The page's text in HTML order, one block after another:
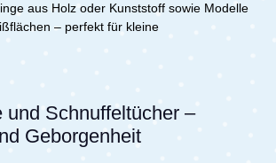
aus Holz oder Kunststoff sowie Modelle
– perfekt für kleine
und Schnuffeltücher –
Geborgenheit